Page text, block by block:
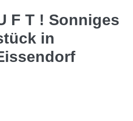
F T ! Sonniges
in